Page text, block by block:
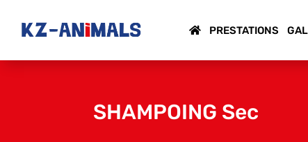
PRESTATIONS
SHAMPOING Sec